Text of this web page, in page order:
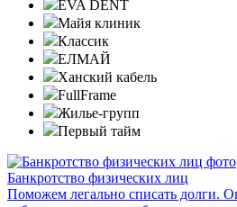
EVA DENT
Майя клиник
Классик
ЕЛМАЙ
Ханский кабель
FullFrame
Жилье-групп
Первый тайм
Банкротство физических лиц
Поможем легально списать долги.